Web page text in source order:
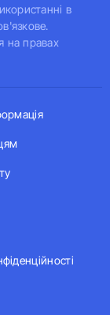
в
на правах